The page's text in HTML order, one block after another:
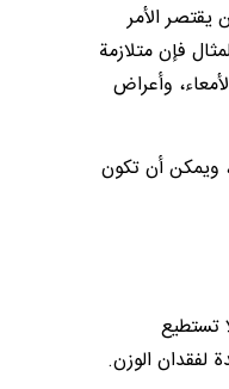
يقتصر الأمر
فإن متلازمة
وأعراض
ويمكن أن تكون
تستطيع
لفقدان الوزن.